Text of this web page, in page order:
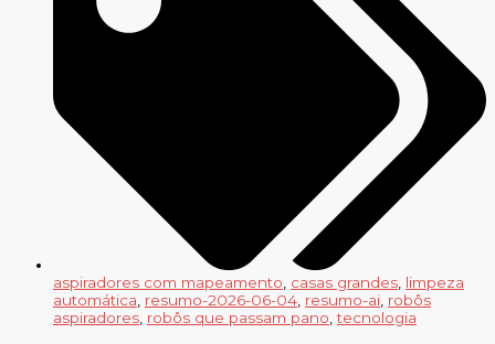
aspiradores com mapeamento, casas grandes, limpeza
automática, resumo-2026-06-04, resumo-ai, robôs
aspiradores, robôs que passam pano,tecnologia